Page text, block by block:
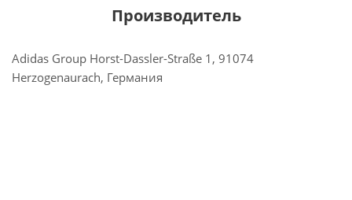
Производитель
Adidas Group Horst-Dassler-Straße 1, 91074
Herzogenaurach, Германия